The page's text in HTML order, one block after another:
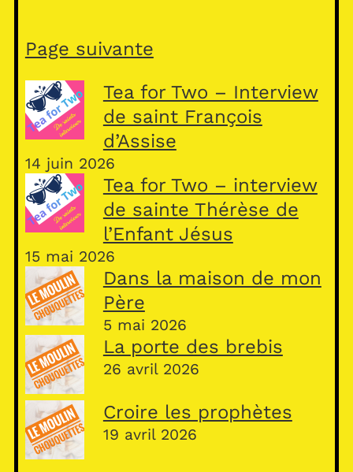
Page suivante
Tea for Two – Interview
de saint François
d’Assise
14 juin 2026
Tea for Two – interview
de sainte Thérèse de
l’Enfant Jésus
15 mai 2026
Dans la maison de mon
Père
5 mai 2026
La porte des brebis
26 avril 2026
Croire les prophètes
19 avril 2026